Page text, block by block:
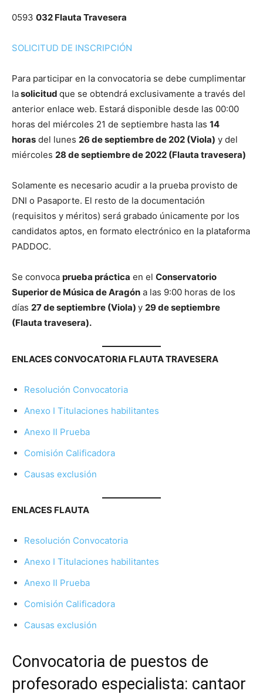
0593 032 Flauta Travesera
SOLICITUD DE INSCRIPCIÓN
Para participar en la convocatoria se debe cumplimentar
lasolicitud que se obtendrá exclusivamente a través del
anterior enlace web. Estará disponible desde las 00:00
horas del miércoles 21 de septiembre hasta las 14
horas del lunes 26 de septiembre de 202 (Viola) y del
miércoles 28 de septiembre de 2022 (Flauta travesera)
Solamente es necesario acudir a la prueba provisto de
DNI o Pasaporte. El resto de la documentación
(requisitos y méritos) será grabado únicamente por los
candidatos aptos, en formato electrónico en la plataforma
PADDOC.
Se convoca prueba práctica en el Conservatorio
Superior de Música de Aragón a las 9:00 horas de los
días 27 de septiembre (Viola) y 29 de septiembre
(Flauta travesera).
ENLACES CONVOCATORIA FLAUTA TRAVESERA
Resolución Convocatoria
Anexo I Titulaciones habilitantes
Anexo II Prueba
Comisión Calificadora
Causas exclusión
ENLACES FLAUTA
Resolución Convocatoria
Anexo I Titulaciones habilitantes
Anexo II Prueba
Comisión Calificadora
Causas exclusión
Convocatoria de puestos de
profesorado especialista: cantaor